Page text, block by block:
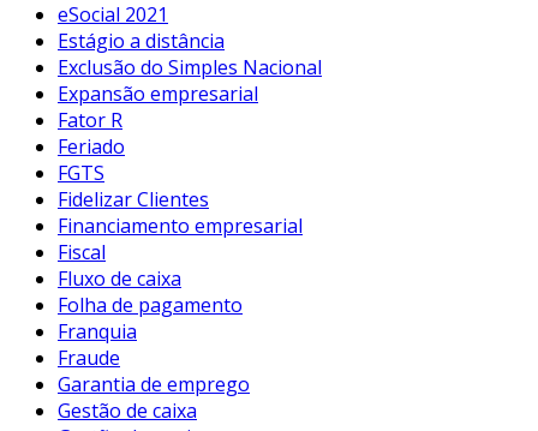
eSocial 2021
Estágio a distância
Exclusão do Simples Nacional
Expansão empresarial
Fator R
Feriado
FGTS
Fidelizar Clientes
Financiamento empresarial
Fiscal
Fluxo de caixa
Folha de pagamento
Franquia
Fraude
Garantia de emprego
Gestão de caixa